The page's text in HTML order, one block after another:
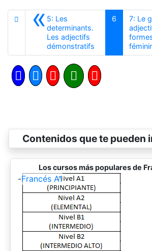
«5: Les
determinants.
Les adjectifs
démonstratifs
6
7: Le
Contenidos que te pueden
Los cursos más populares de
-Francés A1